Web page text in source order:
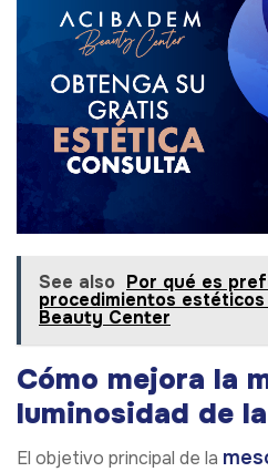
See also Por qué es
procedimientos estéticos
Beauty Center
Cómo mejora la
luminosidad de
El objetivo principal de la